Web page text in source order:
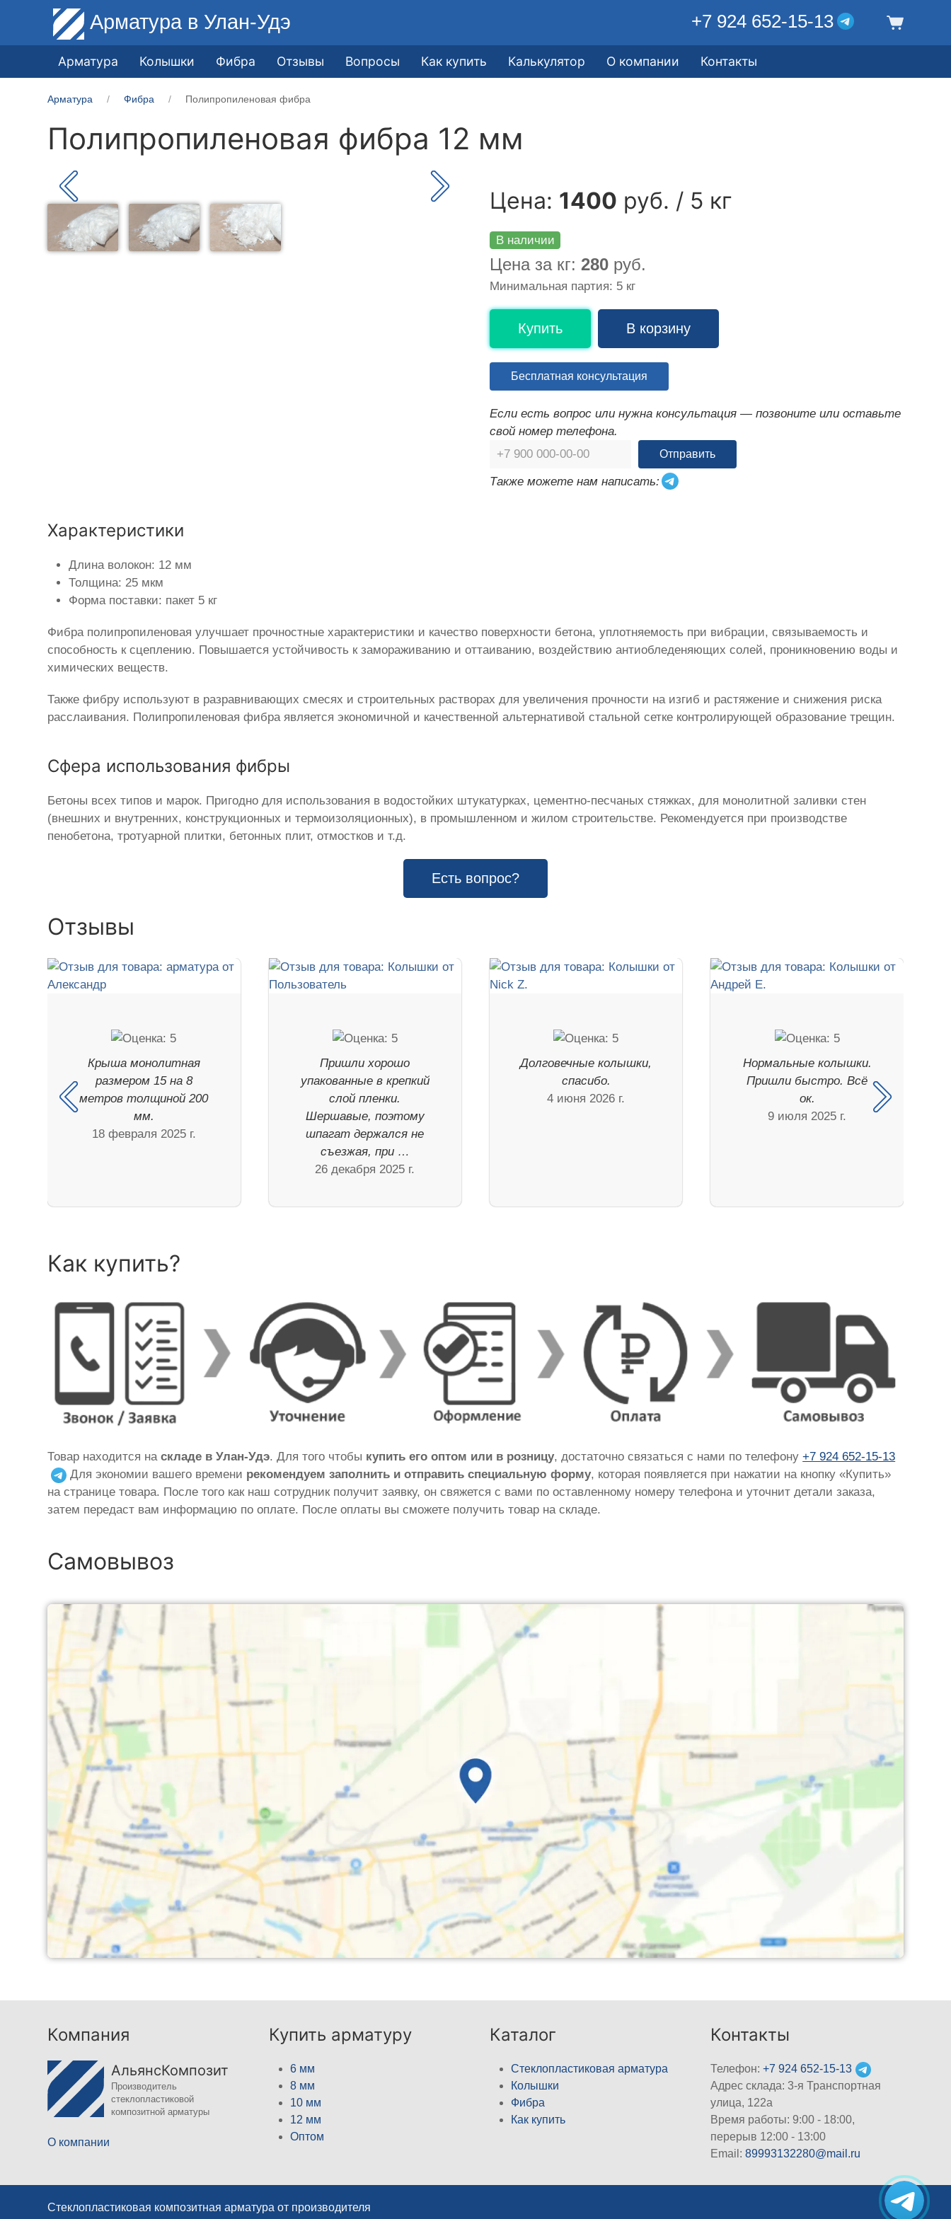
Арматура в Улан-Удэ +7 924 652-15-13
Арматура Колышки Фибра Отзывы Вопросы Как купить Калькулятор О компании Контакты
Арматура Фибра Полипропиленовая фибра
Полипропиленовая фибра 12 мм
Цена: 1400 руб. / 5 кг
В наличии
Цена за кг: 280 руб.
Минимальная партия: 5 кг
Купить В корзину
Бесплатная консультация
Если есть вопрос или нужна консультация — позвоните или оставьте
свой номер телефона.
Отправить
Также можете нам написать:
Характеристики
Длина волокон: 12 мм
Толщина: 25 мкм
Форма поставки: пакет 5 кг
Фибра полипропиленовая улучшает прочностные характеристики и качество поверхности бетона, уплотняемость при вибрации, связываемость и
способность к сцеплению. Повышается устойчивость к замораживанию и оттаиванию, воздействию антиобледеняющих солей, проникновению воды и
химических веществ.
Также фибру используют в разравнивающих смесях и строительных растворах для увеличения прочности на изгиб и растяжение и снижения риска
расслаивания. Полипропиленовая фибра является экономичной и качественной альтернативой стальной сетке контролирующей образование трещин.
Сфера использования фибры
Бетоны всех типов и марок. Пригодно для использования в водостойких штукатурках, цементно-песчаных стяжках, для монолитной заливки стен
(внешних и внутренних, конструкционных и термоизоляционных), в промышленном и жилом строительстве. Рекомендуется при производстве
пенобетона, тротуарной плитки, бетонных плит, отмостков и т.д.
Есть вопрос?
Отзывы
Крыша монолитная
размером 15 на 8
метров толщиной 200
мм.
18 февраля 2025 г.
Пришли хорошо
упакованные в крепкий
слой пленки.
Шершавые, поэтому
шпагат держался не
съезжая, при …
26 декабря 2025 г.
Долговечные колышки,
спасибо.
4 июня 2026 г.
Нормальные колышки.
Пришли быстро. Всё
ок.
9 июля 2025 г.
Как купить?
Товар находится наскладе в Улан-Удэ. Для того чтобы купить его оптом или в розницу, достаточно связаться с нами по телефону+7 924 652-15-13
Для экономии вашего времени рекомендуем заполнить и отправить специальную форму, которая появляется при нажатии на кнопку «Купить»
на странице товара. После того как наш сотрудник получит заявку, он свяжется с вами по оставленному номеру телефона и уточнит детали заказа,
затем передаст вам информацию по оплате. После оплаты вы сможете получить товар на складе.
Самовывоз
Компания
АльянсКомпозит
Производитель
стеклопластиковой
композитной арматуры
О компании
Купить арматуру
6 мм
8 мм
10 мм
12 мм
Оптом
Каталог
Стеклопластиковая арматура
Колышки
Фибра
Как купить
Контакты
Телефон:+7 924 652-15-13
Адрес склада: 3-я Транспортная
улица, 122а
Время работы: 9:00 - 18:00,
перерыв 12:00 - 13:00
Email:89993132280@mail.ru
Стеклопластиковая композитная арматура от производителя